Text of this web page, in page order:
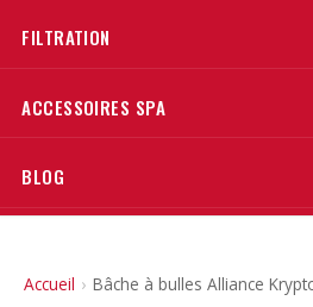
FILTRATION
ACCESSOIRES SPA
BLOG
Accueil › Bâche à bulles Alliance